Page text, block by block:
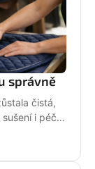
správně
čistá,
i péči